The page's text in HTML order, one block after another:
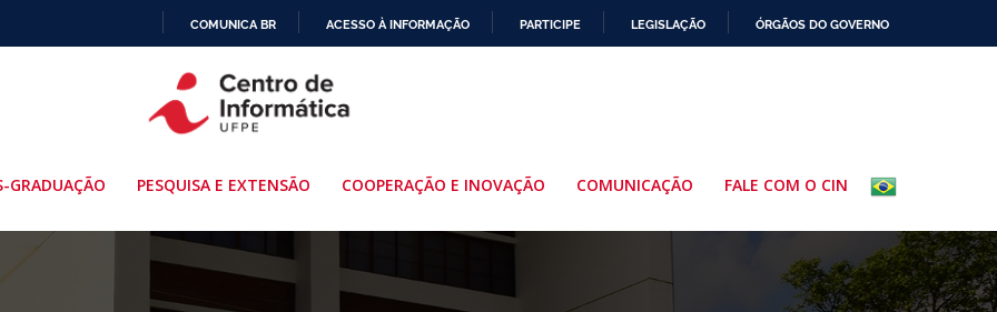
PARA
O
COMUNICA BR ACESSO À INFORMAÇÃO PARTICIPE LEGISLAÇÃO ÓRGÃOS DO GOVERNO
GRADUAÇÃO PESQUISA E EXTENSÃO COOPERAÇÃO E INOVAÇÃO COMUNICAÇÃO FALE COM O CIN